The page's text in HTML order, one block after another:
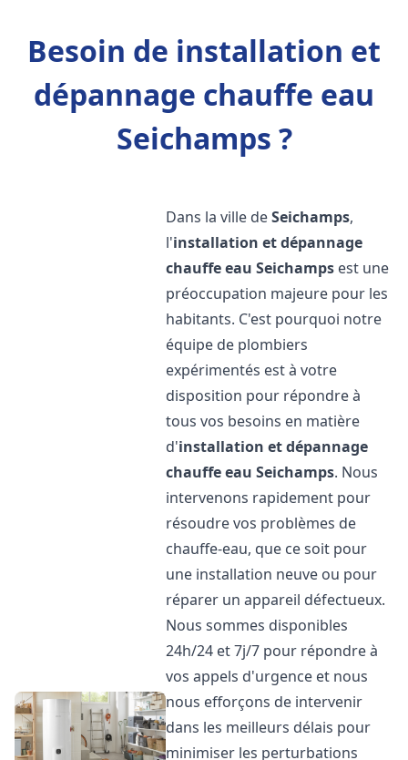
Besoin de installation et
dépannage chauffe eau
Seichamps ?
Dans la ville deSeichamps,
l'installation et dépannage
chauffe eau Seichamps est une
préoccupation majeure pour les
habitants. C'est pourquoi notre
équipe de plombiers
expérimentés est à votre
disposition pour répondre à
tous vos besoins en matière
d'installation et dépannage
chauffe eau Seichamps. Nous
intervenons rapidement pour
résoudre vos problèmes de
chauffe-eau, que ce soit pour
une installation neuve ou pour
réparer un appareil défectueux.
Nous sommes disponibles
24h/24 et 7j/7 pour répondre à
vos appels d'urgence et nous
nous efforçons de intervenir
dans les meilleurs délais pour
minimiser les perturbations